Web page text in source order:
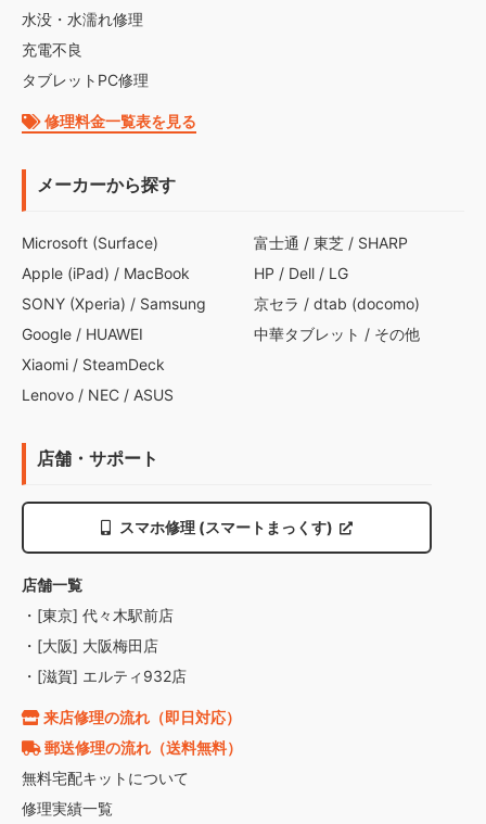
水没・水濡れ修理
充電不良
タブレットPC修理
修理料金一覧表を見る
メーカーから探す
Microsoft (Surface)
Apple (iPad) / MacBook
SONY (Xperia) / Samsung
Google / HUAWEI
Xiaomi / SteamDeck
Lenovo / NEC / ASUS
富士通 / 東芝 / SHARP
HP / Dell / LG
京セラ / dtab (docomo)
中華タブレット / その他
店舗・サポート
スマホ修理 (スマートまっくす)
店舗一覧
・[東京] 代々木駅前店
・[大阪] 大阪梅田店
・[滋賀] エルティ932店
来店修理の流れ（即日対応）
郵送修理の流れ（送料無料）
無料宅配キットについて
修理実績一覧